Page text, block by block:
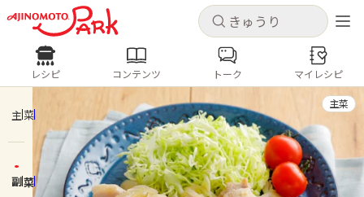
キャンセル
ログインするとレシピを保存できます
ログイン 新規登録
ホーム
キャンセル
レシピ コンテンツ
人気の食材・レシピ
きゅうり なす トマト
とうもろこし
レシピ コンテンツ トーク マイレシピ
主菜
副菜
主菜